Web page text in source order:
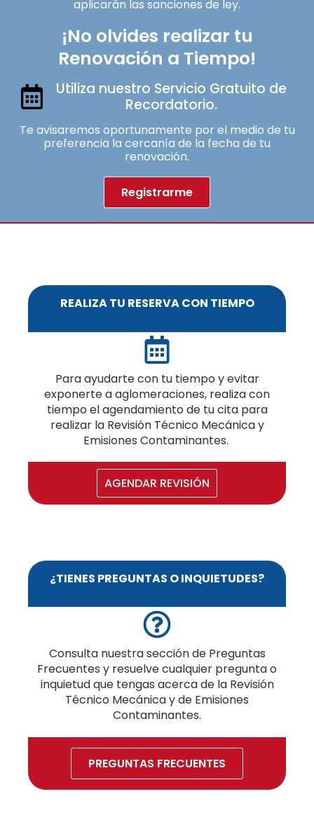
aplicarán las sanciones de ley.
¡No olvides realizar tu
Renovación a Tiempo!
Utiliza nuestro Servicio Gratuito de
Recordatorio.
Te avisaremos oportunamente por el medio de tu
preferencia la cercanía de la fecha de tu
renovación.
Registrarme
REALIZA TU RESERVA CON TIEMPO
Para ayudarte con tu tiempo y evitar
exponerte a aglomeraciones, realiza con
tiempo el agendamiento de tu cita para
realizar la Revisión Técnico Mecánica y
Emisiones Contaminantes.
AGENDAR REVISIÓN
¿TIENES PREGUNTAS O INQUIETUDES?
Consulta nuestra sección de Preguntas
Frecuentes y resuelve cualquier pregunta o
inquietud que tengas acerca de la Revisión
Técnico Mecánica y de Emisiones
Contaminantes.
PREGUNTAS FRECUENTES